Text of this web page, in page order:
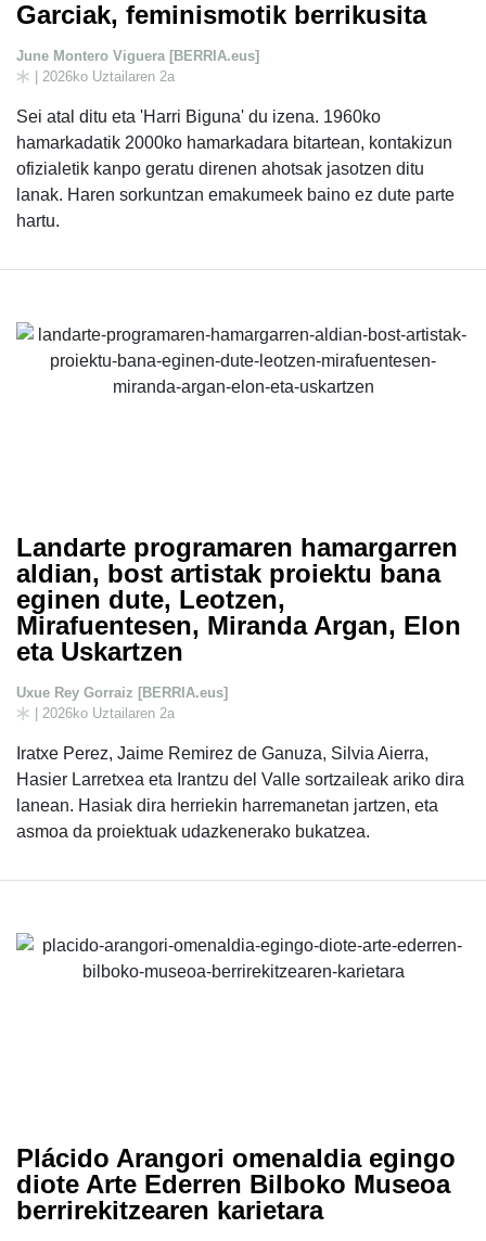
Garciak, feminismotik berrikusita
June Montero Viguera [BERRIA.eus]
| 2026ko Uztailaren 2a
Sei atal ditu eta 'Harri Biguna' du izena. 1960ko
hamarkadatik 2000ko hamarkadara bitartean, kontakizun
ofizialetik kanpo geratu direnen ahotsak jasotzen ditu
lanak. Haren sorkuntzan emakumeek baino ez dute parte
hartu.
Landarte programaren hamargarren
aldian, bost artistak proiektu bana
eginen dute, Leotzen,
Mirafuentesen, Miranda Argan, Elon
eta Uskartzen
Uxue Rey Gorraiz [BERRIA.eus]
| 2026ko Uztailaren 2a
Iratxe Perez, Jaime Remirez de Ganuza, Silvia Aierra,
Hasier Larretxea eta Irantzu del Valle sortzaileak ariko dira
lanean. Hasiak dira herriekin harremanetan jartzen, eta
asmoa da proiektuak udazkenerako bukatzea.
Plácido Arangori omenaldia egingo
diote Arte Ederren Bilboko Museoa
berrirekitzearen karietara